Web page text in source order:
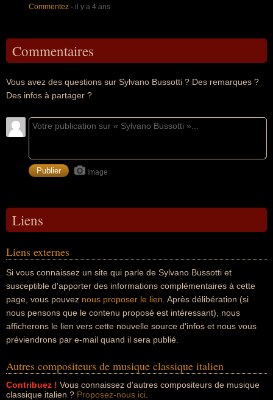
Commentez - il y a 4 ans
Commentaires
Vous avez des questions sur Sylvano Bussotti ? Des remarques ?
Des infos à partager ?
Image
Liens
Liens externes
Si vous connaissez un site qui parle de Sylvano Bussotti et
susceptible d'apporter des informations complémentaires à cette
page, vous pouvez nous proposer le lien . Après délibération (si
nous pensons que le contenu proposé est intéressant), nous
afficherons le lien vers cette nouvelle source d'infos et nous vous
préviendrons par e-mail quand il sera publié.
Autres compositeurs de musique classique italien
Contribuez ! Vous connaissez d'autres compositeurs de musique
classique italien ? Proposez-nous ici